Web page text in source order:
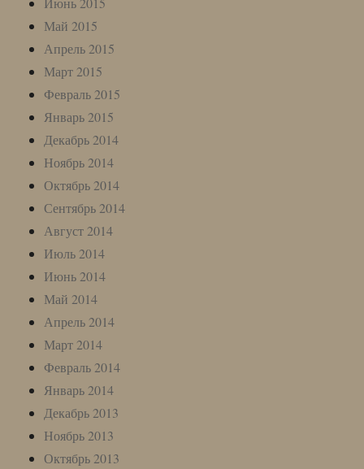
Май 2015
Апрель 2015
Март 2015
Февраль 2015
Январь 2015
Декабрь 2014
Ноябрь 2014
Октябрь 2014
Сентябрь 2014
Август 2014
Июль 2014
Июнь 2014
Май 2014
Апрель 2014
Март 2014
Февраль 2014
Январь 2014
Декабрь 2013
Ноябрь 2013
Октябрь 2013